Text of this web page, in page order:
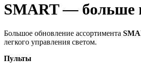
SMART — больше
Большое обновление ассортимента
легкого управления светом.
Пульты